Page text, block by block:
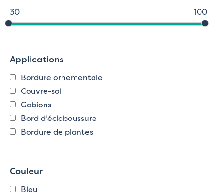
30 100
Applications
Bordure ornementale
Couvre-sol
Gabions
Bord d'éclaboussure
Bordure de plantes
Couleur
Bleu